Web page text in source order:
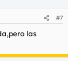
#7
las